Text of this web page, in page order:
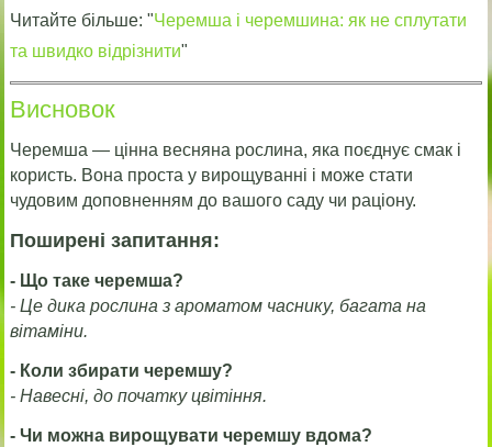
Читайте більше: "Черемша і черемшина: як не сплутати
та швидко відрізнити"
Висновок
Черемша — цінна весняна рослина, яка поєднує смак і
користь. Вона проста у вирощуванні і може стати
чудовим доповненням до вашого саду чи раціону.
Поширені запитання:
- Що таке черемша?
- Це дика рослина з ароматом часнику, багата на
вітаміни.
- Коли збирати черемшу?
- Навесні, до початку цвітіння.
- Чи можна вирощувати черемшу вдома?